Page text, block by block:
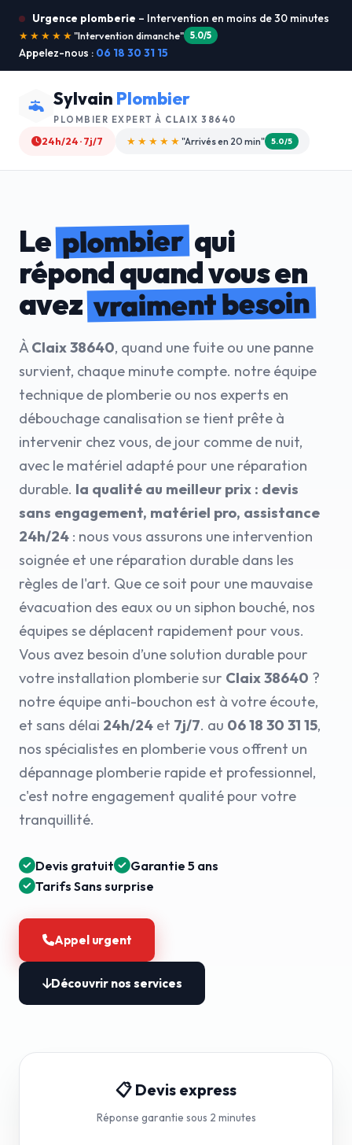
Urgence plomberie – Intervention en moins de 30 minutes
★★★★★"Je recommande !" 4.9/5
Appelez-nous : 06 18 30 31 15
Sylvain Plombier
PLOMBIER EXPERT À CLAIX 38640
24h/24 · 7j/7 ★★★★☆ "Devis gratuit" 4.8/5
Leplombierqui
répond quand vous en
avezvraiment besoin
ÀClaix 38640, quand une fuite ou une panne
survient, chaque minute compte. notre équipe
technique de plomberie ou nos experts en
débouchage canalisation se tient prête à
intervenir chez vous, de jour comme de nuit,
avec le matériel adapté pour une réparation
durable. la qualité au meilleur prix : devis
sans engagement, matériel pro, assistance
24h/24 : nous vous assurons une intervention
soignée et une réparation durable dans les
règles de l'art. Que ce soit pour une mauvaise
évacuation des eaux ou un siphon bouché, nos
équipes se déplacent rapidement pour vous.
Vous avez besoin d’une solution durable pour
votre installation plomberie sur Claix 38640 ?
notre équipe anti-bouchon est à votre écoute,
et sans délai 24h/24 et 7j/7. au 06 18 30 31 15,
nos spécialistes en plomberie vous offrent un
dépannage plomberie rapide et professionnel,
c'est notre engagement qualité pour votre
tranquillité.
Devis gratuit
Garantie 5 ans
Tarifs Sans surprise
Appel urgent
Découvrir nos services
📋 Devis express
Réponse garantie sous 2 minutes